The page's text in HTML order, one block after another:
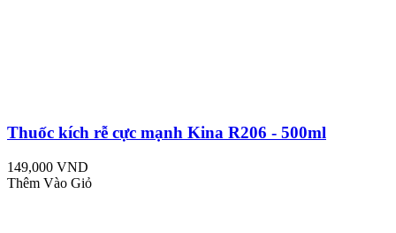
Thuốc kích rễ cực mạnh Kina R206 - 500ml
149,000 VND
Thêm Vào Giỏ